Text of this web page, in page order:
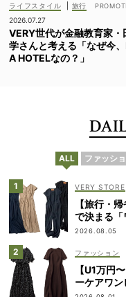
ライフスタイル
旅行
2026.07.27
VERY世代が金融教育家・
学さんと考える「なぜ今
A HOTELなの？」
ALL ファッシ
VERY STORE
【旅行・
で決まる
2026.08.05
ファッション
【U1万円
ーケアワン